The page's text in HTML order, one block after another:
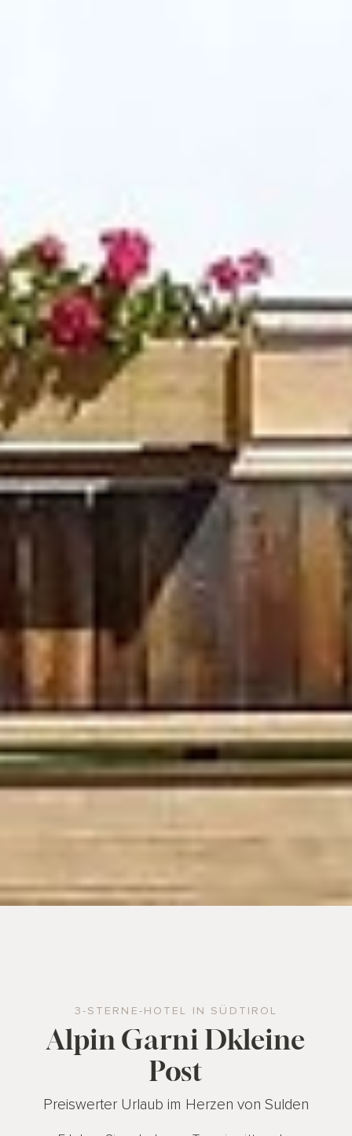
3-STERNE-HOTEL IN SÜDTIROL
Alpin Garni Dkleine
Post
Preiswerter Urlaub im Herzen von Sulden